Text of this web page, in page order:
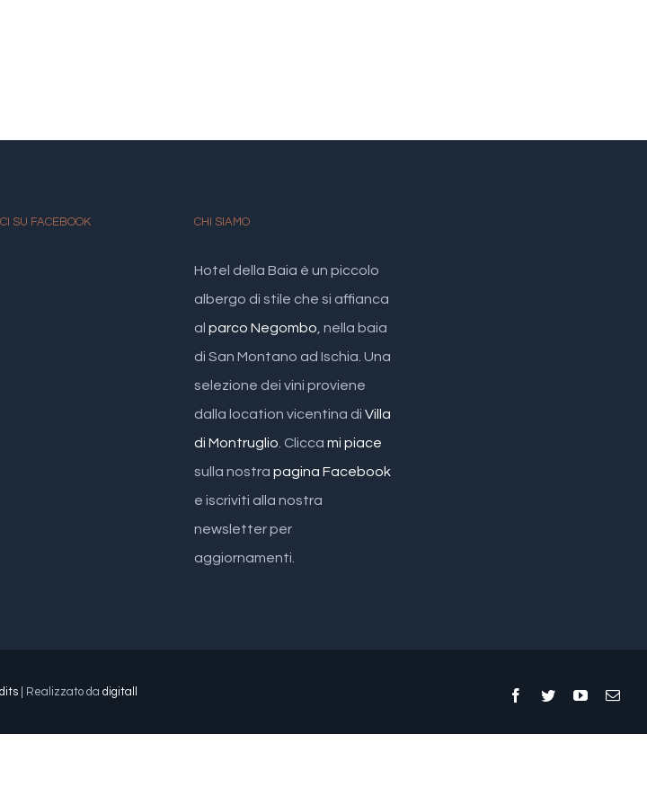
SU FACEBOOK CHI SIAMO
Hotel della Baia è un piccolo
albergo di stile che si affianca
al parco Negombo , nella baia
di San Montano ad Ischia. Una
selezione dei vini proviene
dalla location vicentina di Villa
di Montruglio . Clicca mi piace
sulla nostra pagina Facebook
e iscriviti alla nostra
newsletter per
aggiornamenti.
| Realizzato da digitall Facebook
TwitterYouTube